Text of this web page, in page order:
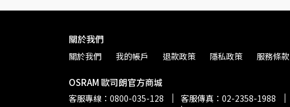
關於我們
關於我們 我的帳戶 退款政策 隱私政策 服務條款
OSRAM 歐司朗官方商城
客服專線：0800-035-128 客服傳真：02-2358-1988